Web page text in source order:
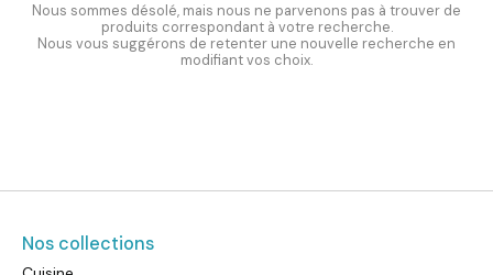
Nous sommes désolé, mais nous ne parvenons pas à trouver de
produits correspondant à votre recherche.
Nous vous suggérons de retenter une nouvelle recherche en
modifiant vos choix.
Nos collections